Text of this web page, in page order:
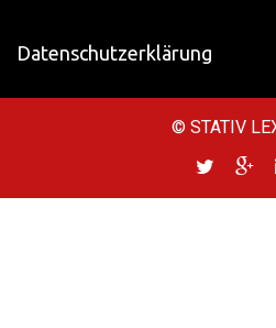
Datenschutzerklärung
© STATIV